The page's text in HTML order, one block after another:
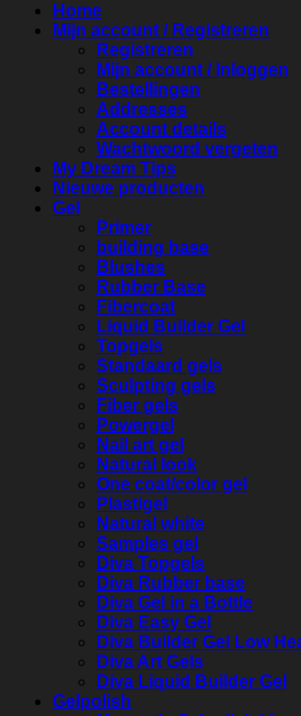
Home
Mijn account / Registreren
Registreren
Mijn account / Inloggen
Bestellingen
Addresses
Account details
Wachtwoord vergeten
My Dream Tips
Nieuwe producten
Gel
Primer
building base
Blushes
Rubber Base
Fibercoat
Liquid Builder Gel
Topgels
Standaard gels
Sculpting gels
Fiber gels
Powergel
Nail art gel
Natural look
One coat/color gel
Plastigel
Natural white
Samples gel
Diva Topgels
Diva Rubber base
Diva Gel in a Bottle
Diva Easy Gel
Diva Builder Gel Low
Diva Art Gels
Diva Liquid Builder Gel
Gelpolish